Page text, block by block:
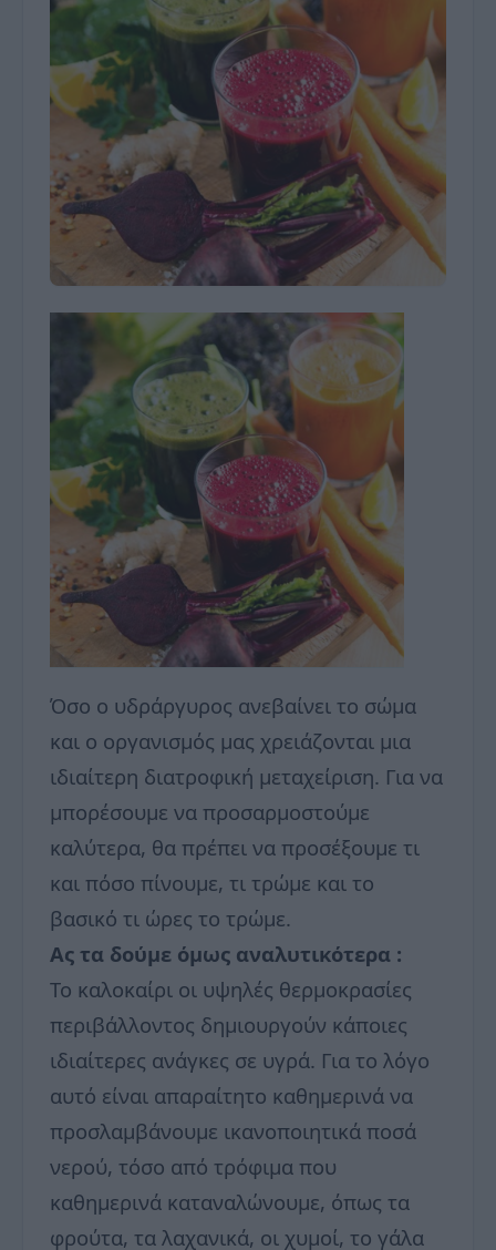
Όσο ο υδράργυρος ανεβαίνει το σώμα
και ο οργανισμός μας χρειάζονται μια
ιδιαίτερη διατροφική μεταχείριση. Για να
μπορέσουμε να προσαρμοστούμε
καλύτερα, θα πρέπει να προσέξουμε τι
και πόσο πίνουμε, τι τρώμε και το
βασικό τι ώρες το τρώμε.
Ας τα δούμε όμως αναλυτικότερα :
Το καλοκαίρι οι υψηλές θερμοκρασίες
περιβάλλοντος δημιουργούν κάποιες
ιδιαίτερες ανάγκες σε υγρά. Για το λόγο
αυτό είναι απαραίτητο καθημερινά να
προσλαμβάνουμε ικανοποιητικά ποσά
νερού, τόσο από τρόφιμα που
καθημερινά καταναλώνουμε, όπως τα
φρούτα, τα λαχανικά, οι χυμοί, το γάλα